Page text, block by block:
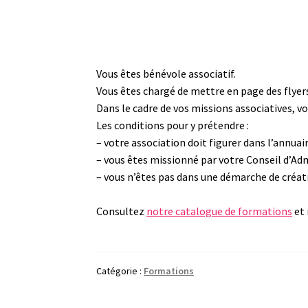
Vous êtes bénévole associatif.
Vous êtes chargé de mettre en page des
Dans le cadre de vos missions
Les conditions pour y prétendre :
– votre association doit figurer dans
– vous êtes missionné par votre Conseil
– vous n’êtes pas dans une démarche de
Consultez notre catalogue de formations et
Catégorie : Formations